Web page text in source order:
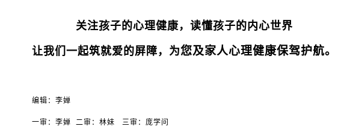
关注孩子的心理健康，读懂孩子的内心世界
让我们一起筑就爱的屏障，为您及家人心理健康保驾护航。
编辑：李婵
一审：李婵 二审：林妹 三审：庞学问